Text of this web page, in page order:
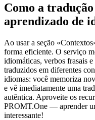
Como a
aprendizado de
Ao usar a seção
forma eficiente. O serviço
idiomáticas, verbos frasais
traduzidos em diferentes
idiomas: você memoriza
e vê imediatamente uma
autêntica. Aproveite os
PROMT.One — aprender
interessante!